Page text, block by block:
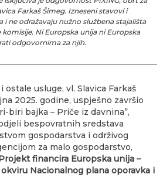
Farkaš Šimeg. Izneseni stavovi i
ne odražavaju nužno službena stajališta
Ni Europska unija ni Europska
odgovornima za njih.
ostale usluge, vl. Slavica Farkaš
2025. godine, uspješno završio
biri bajka – Priče iz davnina”,
bespovratnih sredstava
gospodarstva i održivog
za malo gospodarstvo,
financira Europska unija –
Nacionalnog plana oporavka i